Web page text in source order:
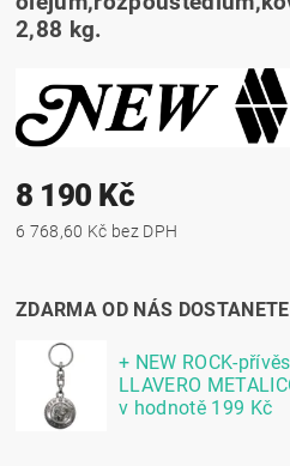
2,88 kg.
8 190 Kč
6 768,60 Kč bez DPH
ZDARMA OD NÁS DOSTANETE
+ NEW ROCK-
LLAVERO
v hodnotě 199 Kč